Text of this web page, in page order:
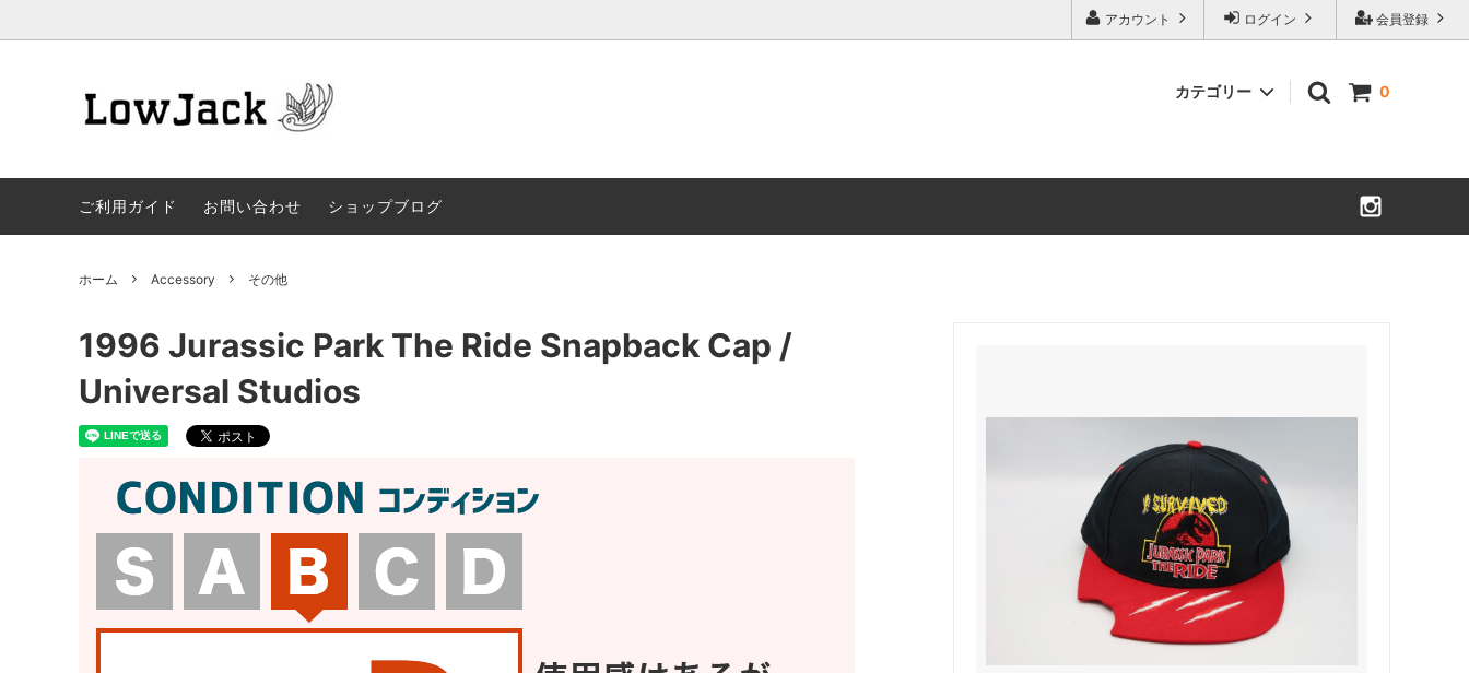
会員登録
ログイン
アカウント
0
カテゴリー
Shoes Accessory
ご利用ガイド お問い合わせ ショップブログ
ホーム Accessory その他
1996 Jurassic Park The Ride Snapback Cap /
Universal Studios